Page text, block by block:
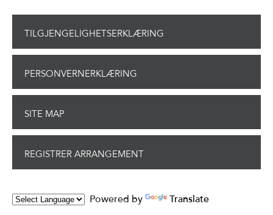
TILGJENGELIGHETSERKLÆRING
PERSONVERNERKLÆRING
SITE MAP
REGISTRER ARRANGEMENT
Powered by Translate